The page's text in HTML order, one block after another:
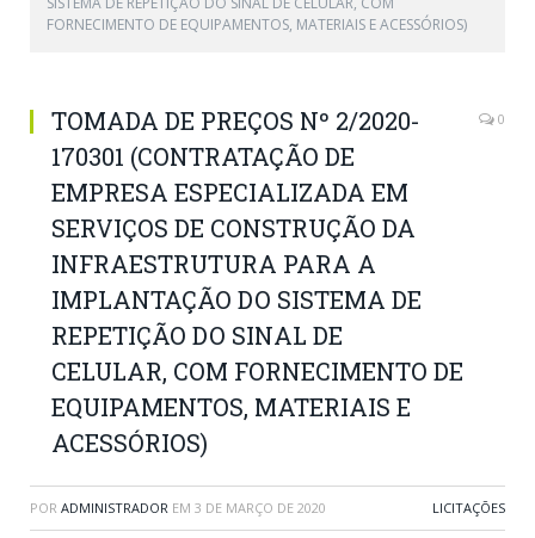
FORNECIMENTO DE EQUIPAMENTOS, MATERIAIS E ACESSÓRIOS)
TOMADA DE PREÇOS Nº 2/2020-
170301 (CONTRATAÇÃO DE
EMPRESA ESPECIALIZADA EM
SERVIÇOS DE CONSTRUÇÃO DA
INFRAESTRUTURA PARA A
IMPLANTAÇÃO DO SISTEMA DE
REPETIÇÃO DO SINAL DE
CELULAR, COM FORNECIMENTO DE
EQUIPAMENTOS, MATERIAIS E
ACESSÓRIOS)
0
POR ADMINISTRADOR EM 3 DE MARÇO DE 2020 LICITAÇÕES